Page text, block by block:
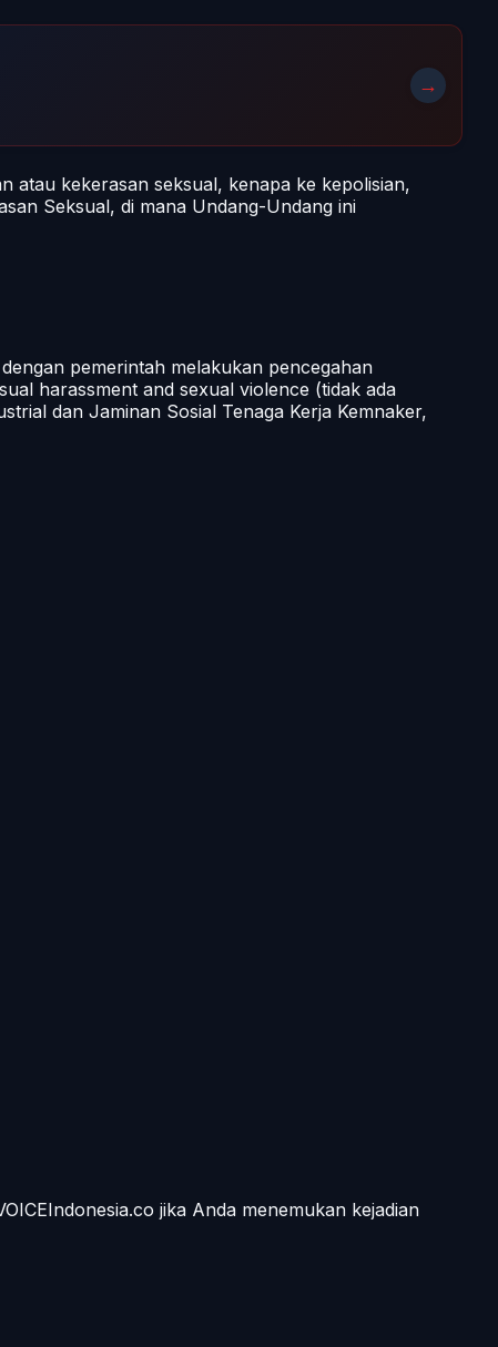
→
atau kekerasan seksual, kenapa ke kepolisian,
Seksual, di mana Undang-Undang ini
pemerintah melakukan pencegahan
harassment and sexual violence (tidak ada
dan Jaminan Sosial Tenaga Kerja Kemnaker,
jika Anda menemukan kejadian